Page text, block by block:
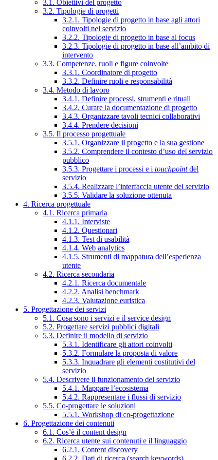
3.1. Obiettivi del progetto
3.2. Tipologie di progetti
3.2.1. Tipologie di progetto in base agli attori
coinvolti nel servizio
3.2.2. Tipologie di progetto in base al focus
3.2.3. Tipologie di progetto in base all’ambito di
intervento
3.3. Competenze, ruoli e figure coinvolte
3.3.1. Coordinatore di progetto
3.3.2. Definire ruoli e responsabilità
3.4. Metodo di lavoro
3.4.1. Definire processi, strumenti e rituali
3.4.2. Curare la documentazione di progetto
3.4.3. Organizzare tavoli tecnici collaborativi
3.4.4. Prendere decisioni
3.5. Il processo progettuale
3.5.1. Organizzare il progetto e la sua gestione
3.5.2. Comprendere il contesto d’uso del servizio
pubblico
3.5.3. Progettare i processi e i touchpointdel
servizio
3.5.4. Realizzare l’interfaccia utente del servizio
3.5.5. Validare la soluzione ottenuta
4. Ricerca progettuale
4.1. Ricerca primaria
4.1.1. Interviste
4.1.2. Questionari
4.1.3. Test di usabilità
4.1.4. Web analytics
4.1.5. Strumenti di mappatura dell’esperienza
utente
4.2. Ricerca secondaria
4.2.1. Ricerca documentale
4.2.2. Analisi benchmark
4.2.3. Valutazione euristica
5. Progettazione dei servizi
5.1. Cosa sono i servizi e il service design
5.2. Progettare servizi pubblici digitali
5.3. Definire il modello di servizio
5.3.1. Identificare gli attori coinvolti
5.3.2. Formulare la proposta di valore
5.3.3. Inquadrare gli elementi costitutivi del
servizio
5.4. Descrivere il funzionamento del servizio
5.4.1. Mappare l’ecosistema
5.4.2. Rappresentare i flussi di servizio
5.5. Co-progettare le soluzioni
5.5.1. Workshop di co-progettazione
6. Progettazione dei contenuti
6.1. Cos’è il content design
6.2. Ricerca utente sui contenuti e il linguaggio
6.2.1. Content discovery
6.2.2. Dati di ricerca (search keywords)